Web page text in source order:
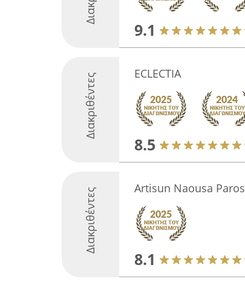
9.1
Διακριθέντες ECLECTIA
8.5
Διακριθέντες Artisun Naousa Paros
8.1